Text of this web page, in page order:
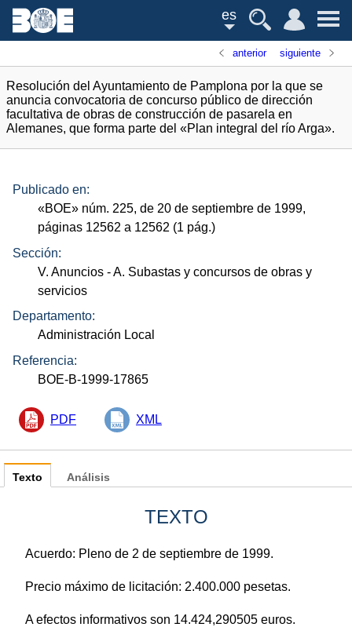
es
anterior siguiente
Resolución del Ayuntamiento de Pamplona por la que se
anuncia convocatoria de concurso público de dirección
facultativa de obras de construcción de pasarela en
Alemanes, que forma parte del «Plan integral del río Arga».
Publicado en:
«BOE» núm. 225, de 20 de septiembre de 1999,
páginas 12562 a 12562 (1 pág.)
Sección:
V. Anuncios - A. Subastas y concursos de obras y
servicios
Departamento:
Administración Local
Referencia:
BOE-B-1999-17865
PDF XML
Texto
TEXTO
Acuerdo: Pleno de 2 de septiembre de 1999.
Precio máximo de licitación: 2.400.000 pesetas.
A efectos informativos son 14.424,290505 euros.
Análisis